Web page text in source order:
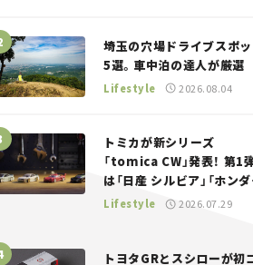
埼玉の穴場ドライブスポ
5選。車中泊の達人が厳選
Lifestyle 2026.08.04
トミカが新シリーズ
「tomica CW」発表！ 第1
は「日産 シルビア」「ホンダ
NSX」が登場。世界が注目す
Lifestyle 2026.07.29
トヨタGRとスシローが初